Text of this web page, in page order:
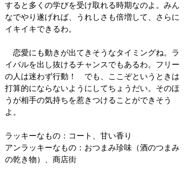
すると多くの学びを受け取れる時期なのよ。みん
なでやり遂げれば、うれしさも倍増して、さらに
イキイキできるわ。
恋愛にも動きが出てきそうなタイミングね。ラ
イバルを出し抜けるチャンスでもあるわ。フリー
の人は迷わず行動！ でも、ここぞというときは
打算的にならないようにしてちょうだい。そのほ
うが相手の気持ちを惹きつけることができそう
よ。
ラッキーなもの：コート、甘い香り
アンラッキーなもの：おつまみ珍味（酒のつまみ
の乾き物）、商店街